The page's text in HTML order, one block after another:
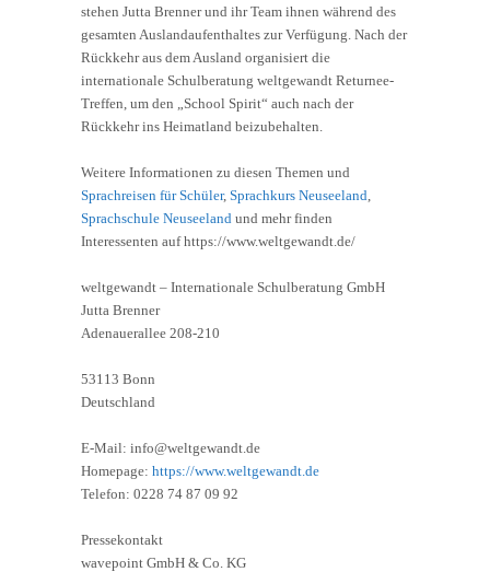
stehen Jutta Brenner und ihr Team ihnen während des
gesamten Auslandaufenthaltes zur Verfügung. Nach der
Rückkehr aus dem Ausland organisiert die
internationale Schulberatung weltgewandt Returnee-
Treffen, um den „School Spirit“ auch nach der
Rückkehr ins Heimatland beizubehalten.
Weitere Informationen zu diesen Themen und
Sprachreisen für Schüler, Sprachkurs Neuseeland
Sprachschule Neuseeland und mehr finden
Interessenten auf https://www.weltgewandt.de/
weltgewandt – Internationale Schulberatung GmbH
Jutta Brenner
Adenauerallee 208-210
53113 Bonn
Deutschland
E-Mail: info@weltgewandt.de
Homepage: https://www.weltgewandt.de
Telefon: 0228 74 87 09 92
Pressekontakt
wavepoint GmbH & Co. KG